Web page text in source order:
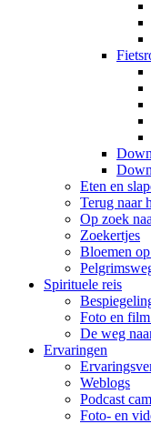
Eten en
Terug naar
Op zoek
Zoekertjes
Bloemen
Spirituele reis
Foto en
De weg
Ervaringen
Weblogs
Podcast
Foto- en